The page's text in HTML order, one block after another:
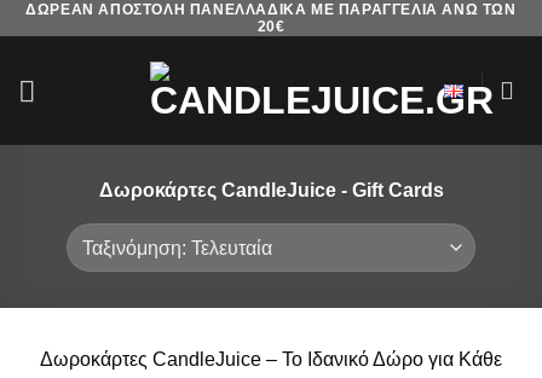
Μετάβαση
ΔΩΡΕΑΝ ΑΠΟΣΤΟΛΗ ΠΑΝΕΛΛΑΔΙΚΑ ΜΕ ΠΑΡΑΓΓΕΛΙΑ ΑΝΩ ΤΩΝ
20€
Δωροκάρτες CandleJuice - Gift Cards
Δωροκάρτες CandleJuice – Το Ιδανικό Δώρο για Κάθε